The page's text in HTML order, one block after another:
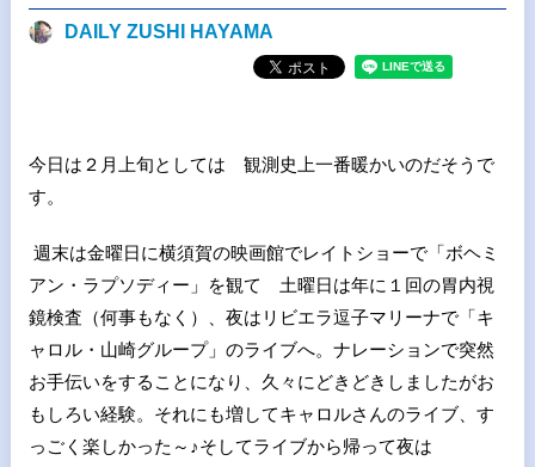
DAILY ZUSHI HAYAMA
今日は２月上旬としては 観測史上一番暖かいのだそうで
す。
週末は金曜日に横須賀の映画館でレイトショーで「ボヘミ
アン・ラプソディー」を観て 土曜日は年に１回の胃内視
鏡検査（何事もなく）、夜はリビエラ逗子マリーナで「キ
ャロル・山崎グループ」のライブへ。ナレーションで突然
お手伝いをすることになり、久々にどきどきしましたがお
もしろい経験。それにも増してキャロルさんのライブ、す
っごく楽しかった～♪そしてライブから帰って夜は